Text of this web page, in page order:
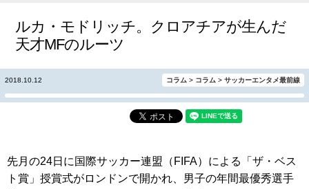
ルカ・モドリッチ。クロアチアが生んだ
天才MFのルーツ
2018.10.12 コラム > コラム > サッカーエンタメ最前線
先月の24日に国際サッカー連盟（FIFA）による「ザ・ベス
ト賞」授賞式がロンドンで開かれ、男子の年間最優秀選手